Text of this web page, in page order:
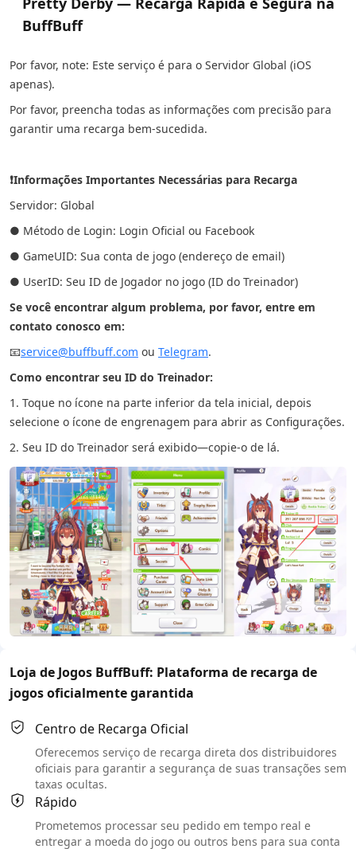
BuffBuff
Por favor, note: Este serviço é para o Servidor Global (iOS
apenas).
Por favor, preencha todas as informações com precisão para
garantir uma recarga bem-sucedida.
❗Informações Importantes Necessárias para Recarga
Servidor: Global
● Método de Login: Login Oficial ou Facebook
● GameUID: Sua conta de jogo (endereço de email)
● UserID: Seu ID de Jogador no jogo (ID do Treinador)
Se você encontrar algum problema, por favor, entre em
contato conosco em:
📧service@buffbuff.com ou Telegram.
Como encontrar seu ID do Treinador:
1. Toque no ícone na parte inferior da tela inicial, depois
selecione o ícone de engrenagem para abrir as Configurações.
2. Seu ID do Treinador será exibido—copie-o de lá.
Loja de Jogos BuffBuff: Plataforma de recarga de
jogos oficialmente garantida
Centro de Recarga Oficial
Oferecemos serviço de recarga direta dos distribuidores
oficiais para garantir a segurança de suas transações sem
taxas ocultas.
Rápido
Prometemos processar seu pedido em tempo real e
entregar a moeda do jogo ou outros bens para sua conta